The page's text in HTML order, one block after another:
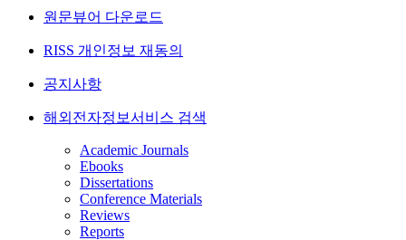
원문뷰어 다운로드
RISS 개인정보 재동의
공지사항
해외전자정보서비스 검색
Academic Journals
Ebooks
Dissertations
Conference Materials
Reviews
Reports